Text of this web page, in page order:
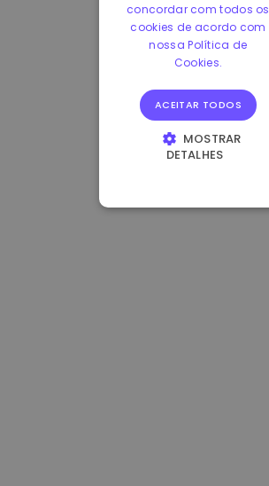
concordar com todos os
cookies de acordo com
nossa Política de
Cookies.
ACEITAR TODOS
MOSTRAR
DETALHES